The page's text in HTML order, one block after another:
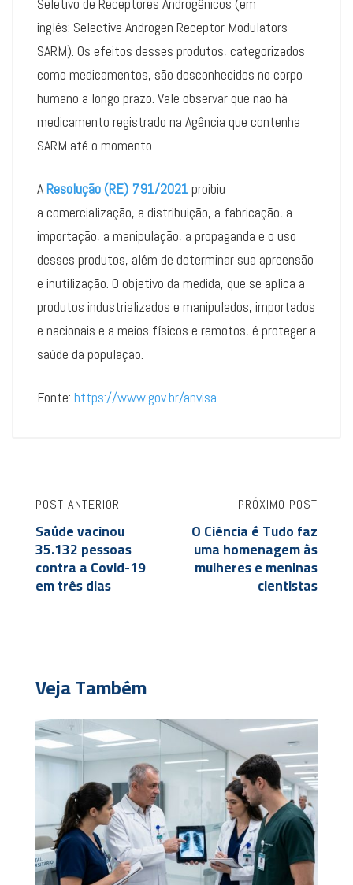
Seletivo de Receptores Androgênicos (em
inglês: Selective Androgen Receptor Modulators –
SARM). Os efeitos desses produtos, categorizados
como medicamentos, são desconhecidos no corpo
humano a longo prazo. Vale observar que não há
medicamento registrado na Agência que contenha
SARM até o momento.
AResolução (RE) 791/2021proibiu
a comercialização, a distribuição, a fabricação, a
importação, a manipulação, a propaganda e o uso
desses produtos, além de determinar sua apreensão
e inutilização. O objetivo da medida, que se aplica a
produtos industrializados e manipulados, importados
e nacionais e a meios físicos e remotos, é proteger a
saúde da população.
Fonte: https://www.gov.br/anvisa
POST ANTERIOR
Saúde vacinou
35.132 pessoas
contra a Covid-19
em três dias
PRÓXIMO POST
O Ciência é Tudo faz
uma homenagem às
mulheres e meninas
cientistas
Veja Também